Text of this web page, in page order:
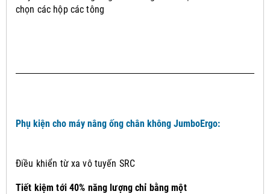
chọn các hộp các tông
Phụ kiện cho máy nâng ống chân không JumboErgo:
Điều khiển từ xa vô tuyến SRC
Tiết kiệm tới 40% năng lượng chỉ bằng một